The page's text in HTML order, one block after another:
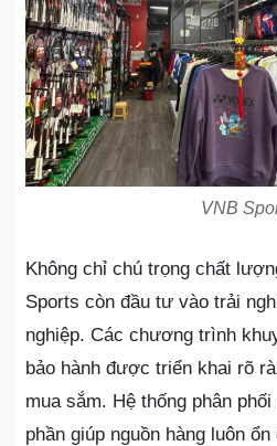
VNB
Không chỉ chú trọng chất
Sports còn đầu tư vào trải
nghiệp. Các chương trình
bảo hành được triển khai rõ
mua sắm. Hệ thống phân
phần giúp nguồn hàng luôn